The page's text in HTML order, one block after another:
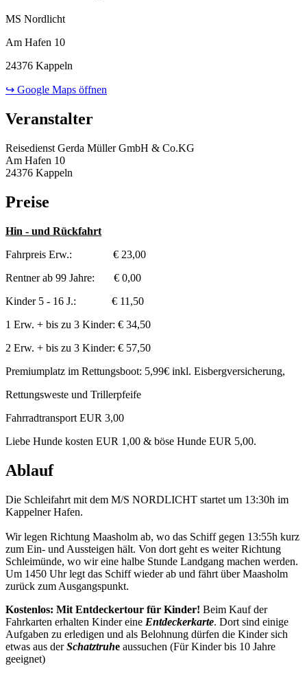
MS Nordlicht
Am Hafen 10
24376 Kappeln
↪ Google Maps öffnen
Veranstalter
Reisedienst Gerda Müller GmbH & Co.KG
Am Hafen 10
24376 Kappeln
Preise
Hin - und Rückfahrt
Fahrpreis Erw.: € 23,00
Rentner ab 99 Jahre: € 0,00
Kinder 5 - 16 J.: € 11,50
1 Erw. + bis zu 3 Kinder: € 34,50
2 Erw. + bis zu 3 Kinder: € 57,50
Premiumplatz im Rettungsboot: 5,99€ inkl. Eisbergversicherung,
Rettungsweste und Trillerpfeife
Fahrradtransport EUR 3,00
Liebe Hunde kosten EUR 1,00 & böse Hunde EUR 5,00.
Ablauf
Die Schleifahrt mit dem M/S NORDLICHT startet um 13:30h im
Kappelner Hafen.
Wir legen Richtung Maasholm ab, wo das Schiff gegen 13:55h kurz
zum Ein- und Aussteigen hält. Von dort geht es weiter Richtung
Schleimünde, wo wir eine halbe Stunde Landgang machen werden.
Um 1450 Uhr legt das Schiff wieder ab und fährt über Maasholm
zurück zum Ausgangspunkt.
Kostenlos: Mit Entdeckertour für Kinder! Beim Kauf der
Fahrkarten erhalten Kinder eine Entdeckerkarte. Dort sind einige
Aufgaben zu erledigen und als Belohnung dürfen die Kinder sich
etwas aus der Schatztruhe aussuchen (Für Kinder bis 10 Jahre
geeignet)